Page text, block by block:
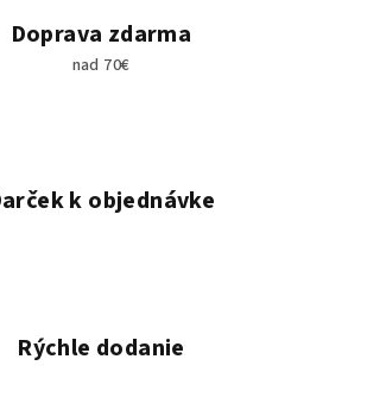
Doprava zdarma
nad 70€
k objednávke
Rýchle dodanie